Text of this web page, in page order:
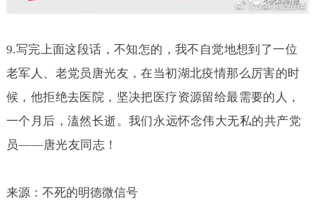
9.写完上面这段话，不知怎的，我不自觉地想到了一位
老军人、老党员唐光友，在当初湖北疫情那么厉害的时
候，他拒绝去医院，坚决把医疗资源留给最需要的人，
一个月后，溘然长逝。 我们永远怀念伟大无私的共产党
员——唐光友同志！
来源：不死的明德微信号